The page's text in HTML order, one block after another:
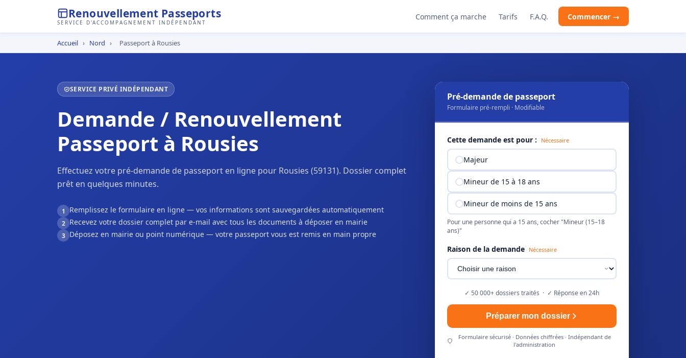
Renouvellement Passeports
SERVICE D'ACCOMPAGNEMENT INDÉPENDANT
Comment ça marche Tarifs F.A.Q. Commencer →
Accueil › Nord › Passeport à Rousies
SERVICE PRIVÉ INDÉPENDANT
Demande / Renouvellement
Passeport à Rousies
Effectuez votre pré-demande de passeport en ligne pour Rousies (59131). Dossier complet
prêt en quelques minutes.
1 Remplissez le formulaire en ligne — vos informations sont sauvegardées automatiquement
2 Recevez votre dossier complet par e-mail avec tous les documents à déposer en mairie
3 Déposez en mairie ou point numérique — votre passeport vous est remis en main propre
Pré-demande de passeport
Formulaire pré-rempli · Modifiable
Cette demande est pour : Nécessaire
Majeur
Mineur de 15 à 18 ans
Mineur de moins de 15 ans
Pour une personne qui a 15 ans, cocher "Mineur (15–18
ans)"
Raison de la demande Nécessaire
✓ 50 000+ dossiers traités · ✓ Réponse en 24h
Préparer mon dossier
Formulaire sécurisé · Données chiffrées · Indépendant de
l'administration